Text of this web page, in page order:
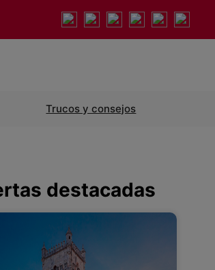
Trucos y consejos
destacadas